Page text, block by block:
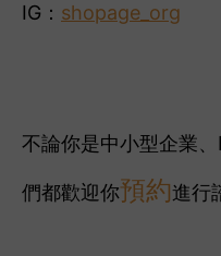
IG： shopage_org
不論你是中小型企業
們都歡迎你預約進行